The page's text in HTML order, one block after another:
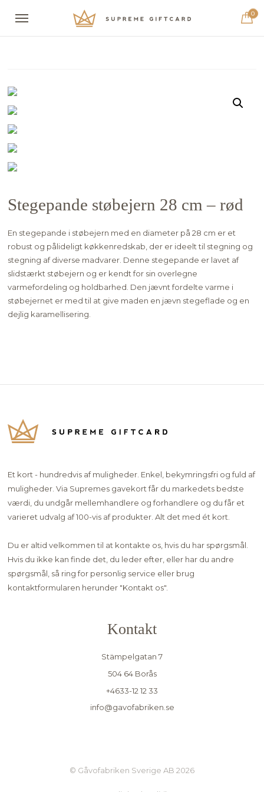
0
Stegepande støbejern 28 cm – rød
En stegepande i støbejern med en diameter på 28 cm er et
robust og pålideligt køkkenredskab, der er ideelt til stegning og
stegning af diverse madvarer. Denne stegepande er lavet af
slidstærkt støbejern og er kendt for sin overlegne
varmefordeling og holdbarhed. Den jævnt fordelte varme i
støbejernet er med til at give maden en jævn stegeflade og en
dejlig karamellisering.
Et kort - hundredvis af muligheder. Enkel, bekymringsfri og fuld af
muligheder. Via Supremes gavekort får du markedets bedste
værdi, du undgår mellemhandlere og forhandlere og du får et
varieret udvalg af 100-vis af produkter. Alt det med ét kort.
Du er altid velkommen til at kontakte os, hvis du har spørgsmål.
Hvis du ikke kan finde det, du leder efter, eller har du andre
spørgsmål, så ring for personlig service eller brug
kontaktformularen herunder "Kontakt os".
Kontakt
Stämpelgatan 7
504 64 Borås
+4633-12 12 33
info@gavofabriken.se
© Gåvofabriken Sverige AB 2026